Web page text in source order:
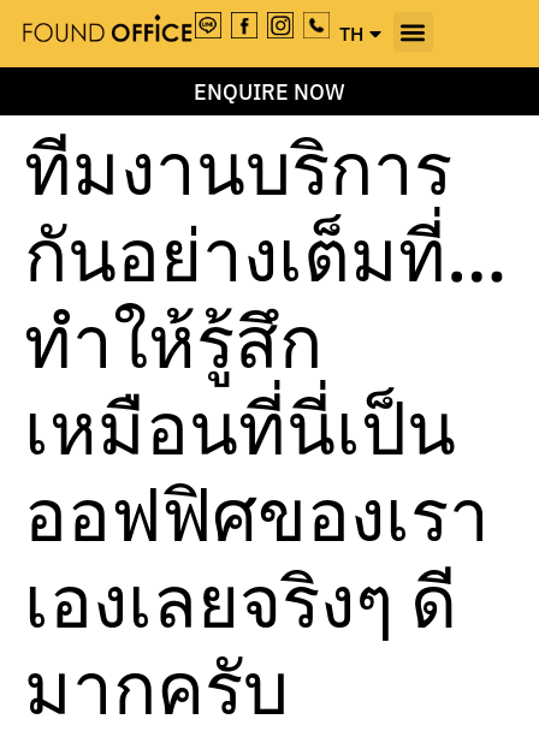
TH
EN
ENQUIRE NOW
ทีมงานบริการ
กันอย่างเต็มที่…
ทำให้รู้สึก
เหมือนที่นี่เป็น
ออฟฟิศของเรา
เองเลยจริงๆ ดี
มากครับ